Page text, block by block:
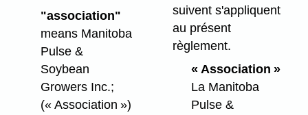
"association"
means Manitoba
Pulse &
Soybean
Growers Inc.;
(« Association »)
suivent s'appliquent
au présent
règlement.
« Association »
La Manitoba
Pulse &